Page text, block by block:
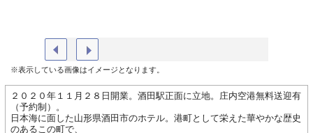
※表示している画像はイメージとなります。
２０２０年１１月２８日開業。酒田駅正面に立地。庄内空港無料送迎有
（予約制）。
日本海に面した山形県酒田市のホテル。港町として栄えた華やかな歴史
のあるこの町で、